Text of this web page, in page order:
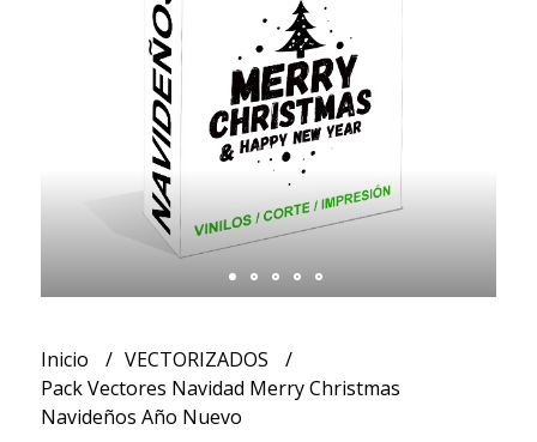
Inicio
VECTORIZADOS
Pack Vectores Navidad Merry Christmas
Navideños Año Nuevo